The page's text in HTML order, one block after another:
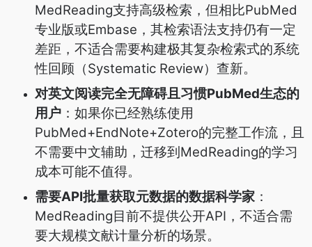
MedReading支持高级检索，但相比PubMed
专业版或Embase，其检索语法支持仍有一定
差距，不适合需要构建极其复杂检索式的系统
性回顾（Systematic Review）查新。
对英文阅读完全无障碍且习惯PubMed生态的
用户 ：如果你已经熟练使用
PubMed+EndNote+Zotero的完整工作流，且
不需要中文辅助，迁移到MedReading的学习
成本可能不值得。
需要API批量获取元数据的数据科学家 ：
MedReading目前不提供公开API，不适合需
要大规模文献计量分析的场景。